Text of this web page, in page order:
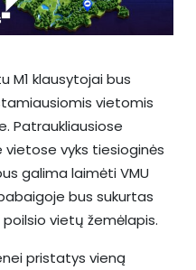
M1 klausytojai bus
vietomis
Patraukliausiose
vyks tiesioginės
galima laimėti VMU
bus sukurtas
vietų žemėlapis.
pristatys vieną